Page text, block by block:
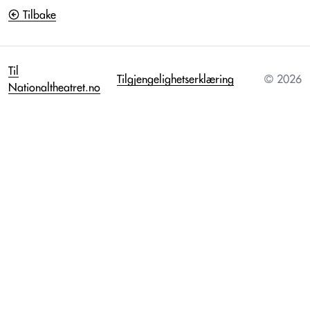
Tilbake
Til
Nationaltheatret.no
Tilgjengelighetserklæring © 2026